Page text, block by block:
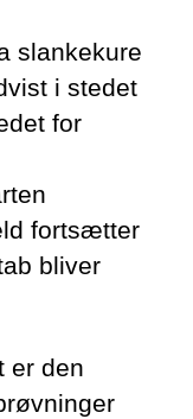
slankekure
i stedet
for
fortsætter
bliver
er den